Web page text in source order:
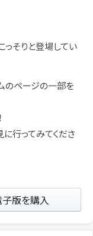
そりと登場してい
のページの一部を
行ってみてくださ
子版を購入